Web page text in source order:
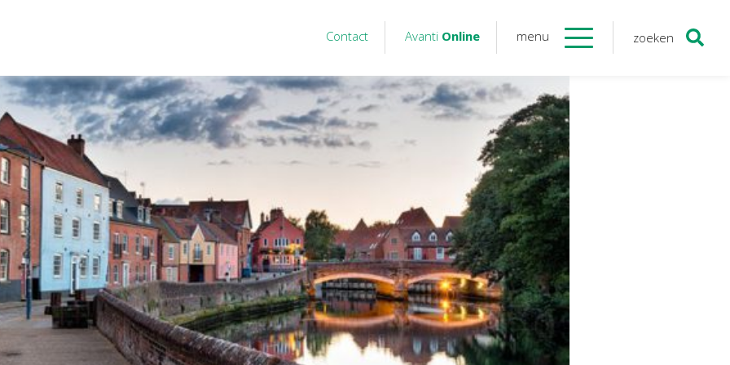
Contact Avanti Online menu zoeken
personeel
advies
Purmerend
Nieuws&informatie
Nieuwsbrief
Nieuwsoverzicht
Downloads
Contact
AvantiOnline
Twinfield – Boekhouden
BaseCone – Facturen
Visionplanner – Rapportage
Klantenportaal – Online dossiers
Online Salaris – Salarissen
Nextens-Accorderen aangiften